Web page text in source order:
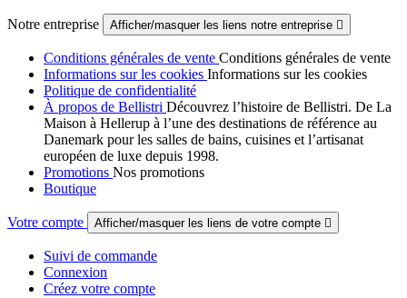
Notre entreprise Afficher/masquer les liens notre entreprise 
Conditions générales de vente Conditions générales de vente
Informations sur les cookies Informations sur les cookies
Politique de confidentialité
À propos de Bellistri Découvrez l’histoire de Bellistri. De La
Maison à Hellerup à l’une des destinations de référence au
Danemark pour les salles de bains, cuisines et l’artisanat
européen de luxe depuis 1998.
Promotions Nos promotions
Boutique
Votre compte Afficher/masquer les liens de votre compte 
Suivi de commande
Connexion
Créez votre compte